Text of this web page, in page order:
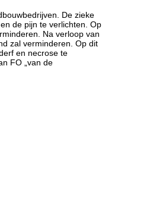
De zieke
de pijn te verlichten. Op
Na verloop van
zal verminderen. Op dit
en necrose te
FO „van de